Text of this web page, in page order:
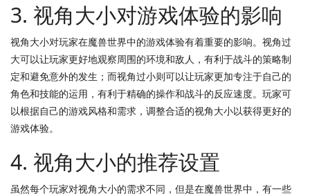
3. 视角大小对游戏体验的影响
视角大小对玩家在魔兽世界中的游戏体验有着重要的影响。视角过
大可以让玩家更好地观察周围的环境和敌人，有利于战斗的策略制
定和避免意外的发生；而视角过小则可以让玩家更加专注于自己的
角色和技能的运用，有利于精确的操作和战斗的反应速度。玩家可
以根据自己的游戏风格和需求，调整合适的视角大小以获得更好的
游戏体验。
4. 视角大小的推荐设置
虽然每个玩家对视角大小的需求不同，但是在魔兽世界中，有一些